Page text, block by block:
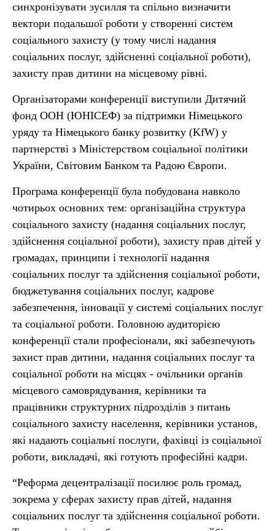
синхронізувати зусилля та спільно визначити
вектори подальшої роботи у створенні систем
соціального захисту (у тому числі надання
соціальних послуг, здійсненні соціальної роботи),
захисту прав дитини на місцевому рівні.
Організаторами конференції виступили Дитячий
фонд ООН (ЮНІСЕФ) за підтримки Німецького
уряду та Німецького банку розвитку (KfW) у
партнерстві з Міністерством соціальної політики
України, Світовим Банком та Радою Європи.
Програма конференції була побудована навколо
чотирьох основних тем: організаційна структура
соціального захисту (надання соціальних послуг,
здійснення соціальної роботи), захисту прав дітей у
громадах, принципи і технології надання
соціальних послуг та здійснення соціальної роботи,
бюджетування соціальних послуг, кадрове
забезпечення, інновації у системі соціальних послуг
та соціальної роботи. Головною аудиторією
конференції стали професіонали, які забезпечують
захист прав дитини, надання соціальних послуг та
соціальної роботи на місцях - очільники органів
місцевого самоврядування, керівники та
працівники структурних підрозділів з питань
соціального захисту населення, керівники установ,
які надають соціальні послуги, фахівці із соціальної
роботи, викладачі, які готують професійні кадри.
“Реформа децентралізації посилює роль громад,
зокрема у сферах захисту прав дітей, надання
соціальних послуг та здійснення соціальної роботи.